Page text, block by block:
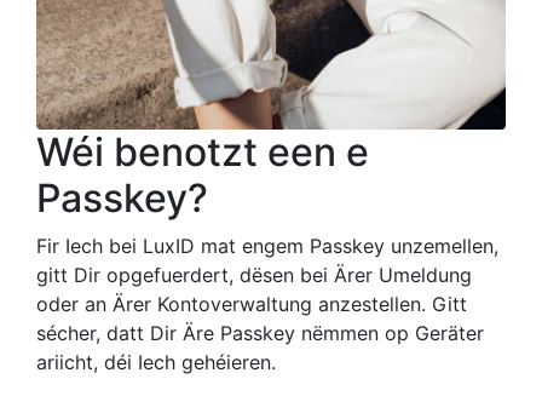
Wéi benotzt een e
Passkey?
Fir Iech bei LuxID mat engem Passkey unzemellen,
gitt Dir opgefuerdert, dësen bei Ärer Umeldung
oder an Ärer Kontoverwaltung anzestellen. Gitt
sécher, datt Dir Äre Passkey nëmmen op Geräter
ariicht, déi Iech gehéieren.